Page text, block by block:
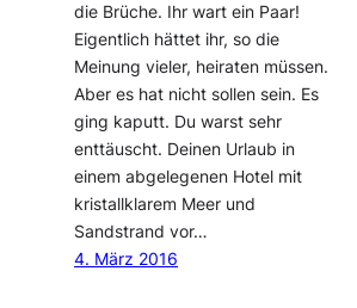
die Brüche. Ihr wart ein Paar!
Eigentlich hättet ihr, so die
Meinung vieler, heiraten müssen.
Aber es hat nicht sollen sein. Es
ging kaputt. Du warst sehr
enttäuscht. Deinen Urlaub in
einem abgelegenen Hotel mit
kristallklarem Meer und
Sandstrand vor…
4. März 2016